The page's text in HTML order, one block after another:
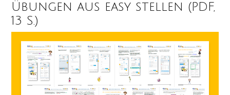
Übungen aus easy stellen (PDF,
13 S.)